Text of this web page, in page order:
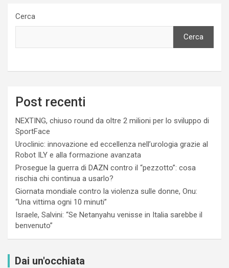
Cerca
Cerca
Post recenti
NEXTING, chiuso round da oltre 2 milioni per lo sviluppo di
SportFace
Uroclinic: innovazione ed eccellenza nell’urologia grazie al
Robot ILY e alla formazione avanzata
Prosegue la guerra di DAZN contro il “pezzotto”: cosa
rischia chi continua a usarlo?
Giornata mondiale contro la violenza sulle donne, Onu:
“Una vittima ogni 10 minuti”
Israele, Salvini: “Se Netanyahu venisse in Italia sarebbe il
benvenuto”
Dai un'occhiata